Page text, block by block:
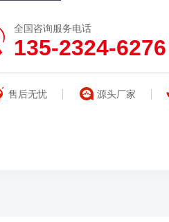
全国咨询服务电话
135-2324-6276
售后无忧 源头厂家